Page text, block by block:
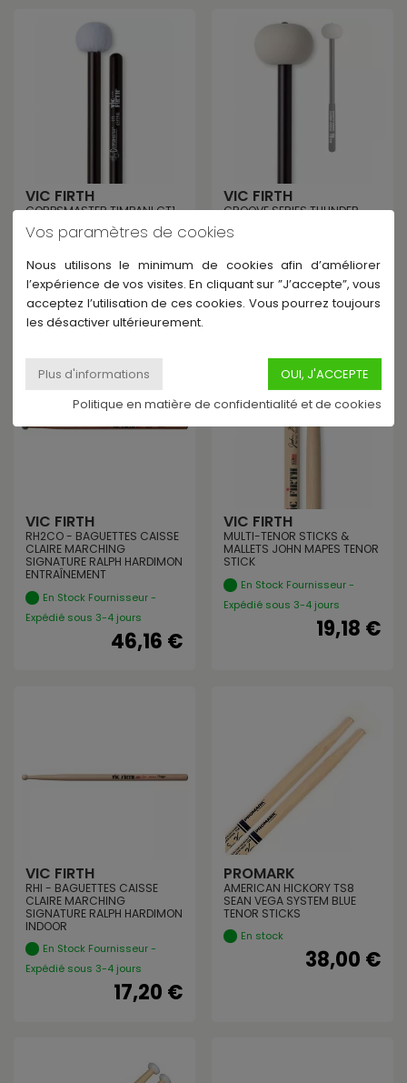
VIC FIRTH
CORPSMASTER TIMPANI CT1
Contactez-nous
52,92 €
VIC FIRTH
GROOVE SERIES THUNDER
Expédié sous 3-4 jours
76,00 €
VIC FIRTH
RH2CO - BAGUETTES CAISSE
CLAIRE MARCHING
SIGNATURE RALPH HARDIMON
ENTRAÎNEMENT
En Stock Fournisseur -
Expédié sous 3-4 jours
46,16 €
VIC FIRTH
MULTI-TENOR STICKS &
MALLETS JOHN MAPES TENOR
STICK
En Stock Fournisseur -
Expédié sous 3-4 jours
19,18 €
VIC FIRTH
RHI - BAGUETTES CAISSE
CLAIRE MARCHING
SIGNATURE RALPH HARDIMON
INDOOR
En Stock Fournisseur -
Expédié sous 3-4 jours
17,20 €
PROMARK
AMERICAN HICKORY TS8
SEAN VEGA SYSTEM BLUE
TENOR STICKS
En stock
38,00 €
Vos paramètres de cookies
Nous utilisons le minimum de cookies afin d’améliorer
l’expérience de vos visites. En cliquant sur ”J’accepte”, vous
acceptez l’utilisation de ces cookies. Vous pourrez toujours
les désactiver ultérieurement.
Politique en matière de confidentialité et de cookies